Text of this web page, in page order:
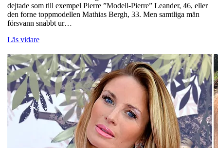
dejtade som till exempel Pierre ”Modell-Pierre” Leander, 46, eller
den forne toppmodellen Mathias Bergh, 33. Men samtliga män
försvann snabbt ur…
Läs vidare